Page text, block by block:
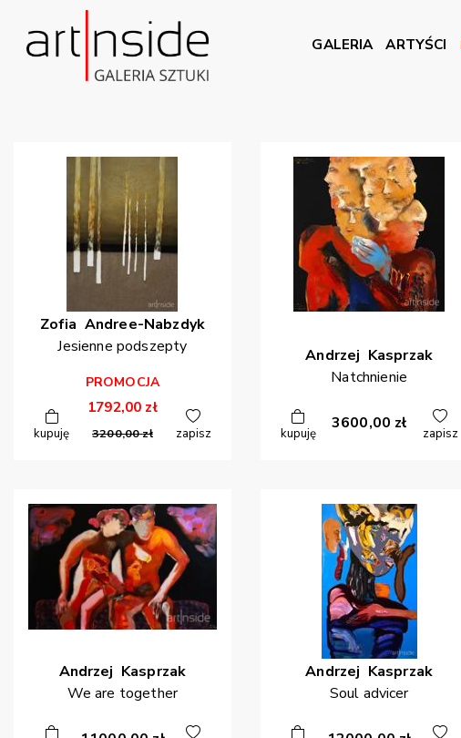
GALERIA ARTYŚCI
Zofia Andree-Nabzdyk
Jesienne podszepty
kupuję
PROMOCJA
1792,00 zł
3200,00zł zapisz
Andrzej Kasprzak
Natchnienie
kupuję
3600,00 zł
zapisz
Andrzej Kasprzak
We are together
Andrzej Kasprzak
Soul advicer